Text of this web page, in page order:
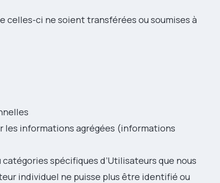
celles-ci ne soient transférées ou soumises à
les informations agrégées (informations
spécifiques d’Utilisateurs que nous
individuel ne puisse plus être identifié ou